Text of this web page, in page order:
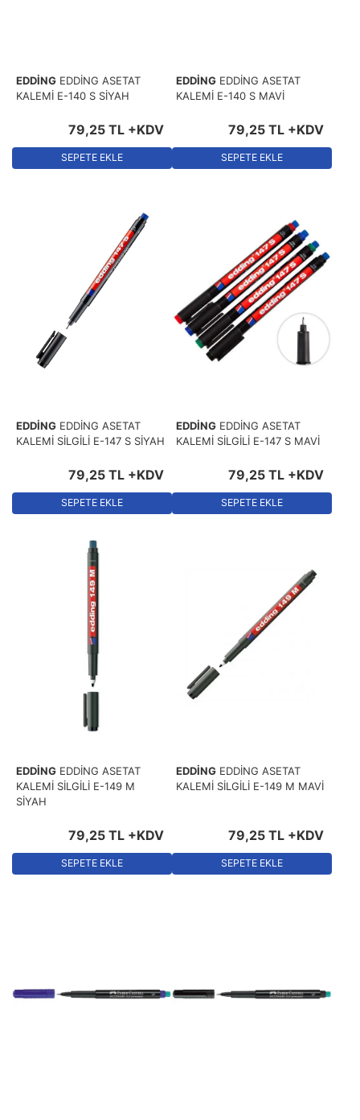
EDDİNG EDDİNG ASETAT
KALEMİ E-140 S SİYAH
79,25 TL +KDV
SEPETE EKLE
EDDİNG EDDİNG ASETAT
KALEMİ E-140 S MAVİ
79,25 TL +KDV
SEPETE EKLE
EDDİNG EDDİNG ASETAT
KALEMİ SİLGİLİ E-147 S SİYAH
79,25 TL +KDV
SEPETE EKLE
EDDİNG EDDİNG ASETAT
KALEMİ SİLGİLİ E-147 S MAVİ
79,25 TL +KDV
SEPETE EKLE
EDDİNG EDDİNG ASETAT
KALEMİ SİLGİLİ E-149 M
SİYAH
79,25 TL +KDV
SEPETE EKLE
EDDİNG EDDİNG ASETAT
KALEMİ SİLGİLİ E-149 M MAVİ
79,25 TL +KDV
SEPETE EKLE